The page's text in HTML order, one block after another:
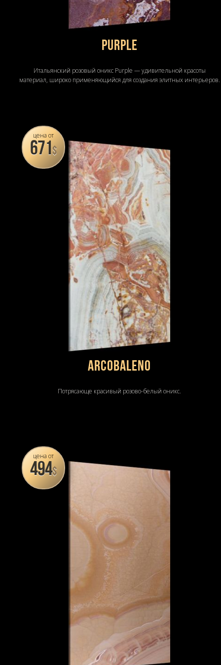
Purple
Итальянский розовый оникс Purple — удивительной красоты
материал, широко применяющийся для создания элитных интерьеров.
цена от
671$
Arcobaleno
Потрясающе красивый розово-белый оникс.
цена от
494$